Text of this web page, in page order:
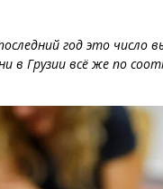
год это
Грузии всё же по